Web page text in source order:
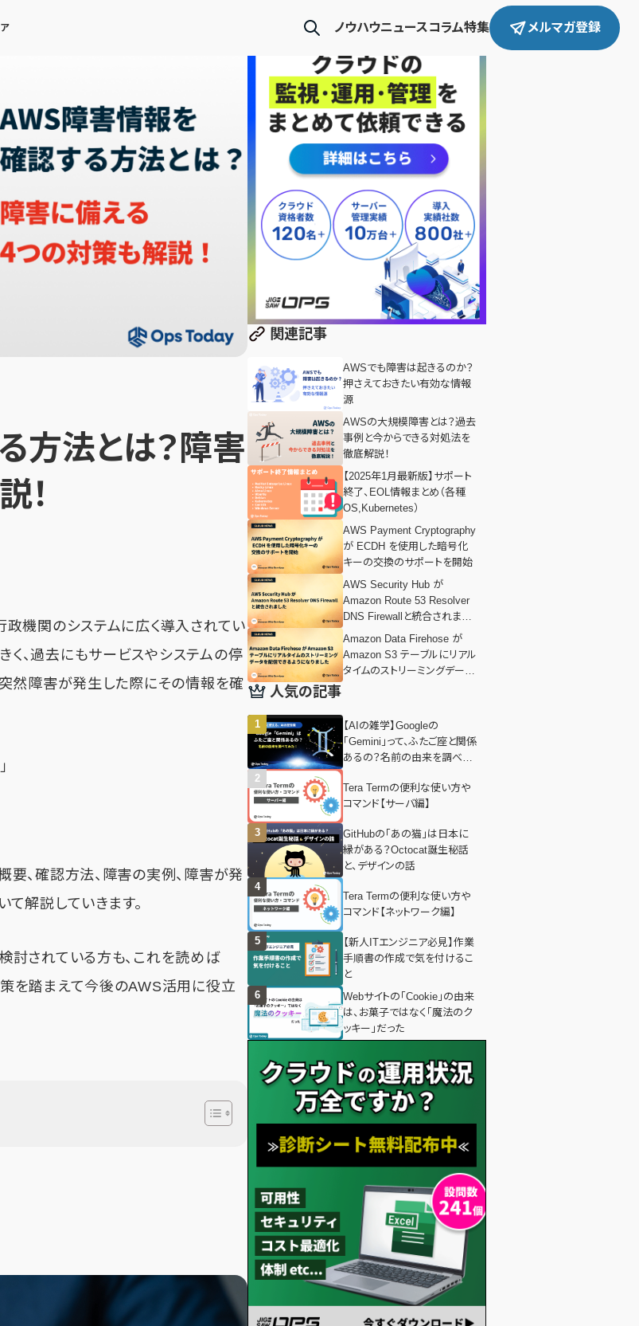
ノウハウニュースコラム特集 メルマガ登録
方法とは？障害
！
政機関のシステムに広く導入されてい
、過去にもサービスやシステムの停
突然障害が発生した際にその情報を確
、確認方法、障害の実例、障害が発
て解説していきます。
討されている方も、これを読めば
を踏まえて今後のAWS活用に役立
関連記事
AWSでも障害は起きるのか？
押さえておきたい有効な情報
源
AWSの大規模障害とは？過去
事例と今からできる対処法を
徹底解説！
【2025年1月最新版】サポート
終了、EOL情報まとめ（各種
OS,Kubernetes）
AWS Payment Cryptography
が ECDH を使用した暗号化
キーの交換のサポートを開始
AWS Security Hub が
Amazon Route 53 Resolver
DNS Firewallと統合されまし
た
Amazon Data Firehose が
Amazon S3 テーブルにリアル
タイムのストリーミングデータ
人気の記事
【AIの雑学】Googleの
「Gemini」って、ふたご座と関係
あるの？名前の由来を調べて
Tera Termの便利な使い方や
コマンド【サーバ編】
GitHubの「あの猫」は日本に
縁がある？Octocat誕生秘話
と、デザインの話
Tera Termの便利な使い方や
コマンド【ネットワーク編】
【新人ITエンジニア必見】作業
手順書の作成で気を付けるこ
と
Webサイトの「Cookie」の由来
は、お菓子ではなく「魔法のク
ッキー」だった